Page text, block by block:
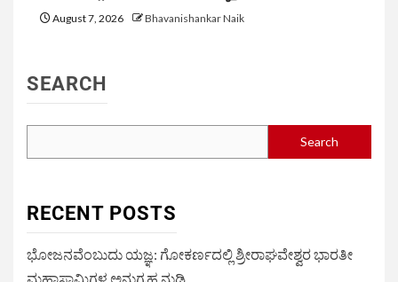
August 7, 2026 Bhavanishankar Naik
SEARCH
Search
RECENT POSTS
ಭೋಜನವೆಂಬುದು ಯಜ್ಞ: ಗೋಕರ್ಣದಲ್ಲಿ ಶ್ರೀರಾಘವೇಶ್ವರ ಭಾರತೀ
ಮಹಾಸ್ವಾಮಿಗಳ ಅನುಗ್ರಹ ನುಡಿ